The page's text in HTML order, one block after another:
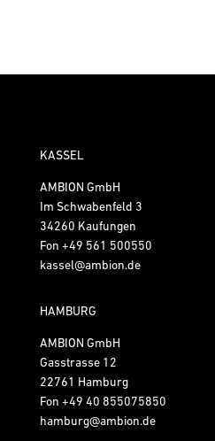
KASSEL
AMBION GmbH
Im Schwabenfeld 3
34260 Kaufungen
Fon +49 561 500550
kassel@ambion.de
HAMBURG
AMBION GmbH
Gasstrasse 12
22761 Hamburg
Fon +49 40 855075850
hamburg@ambion.de